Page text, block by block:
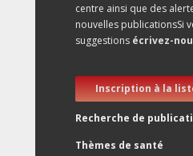
centre ainsi que des
nouvelles publicationsSi
suggestions écrivez-
Inscription à la
Recherche de
Thèmes de santé